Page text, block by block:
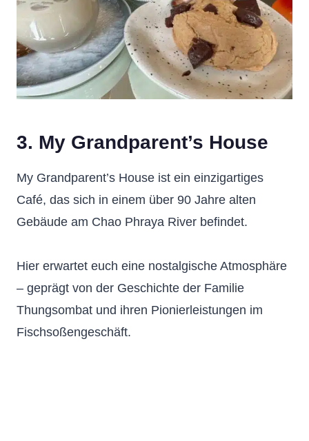
3. My Grandparent’s House
My Grandparent’s House ist ein einzigartiges
Café, das sich in einem über 90 Jahre alten
Gebäude am Chao Phraya River befindet.
Hier erwartet euch eine nostalgische Atmosphäre
– geprägt von der Geschichte der Familie
Thungsombat und ihren Pionierleistungen im
Fischsoßengeschäft.